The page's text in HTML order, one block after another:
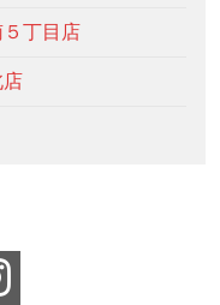
５丁目店
店